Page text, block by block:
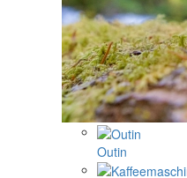
Outin